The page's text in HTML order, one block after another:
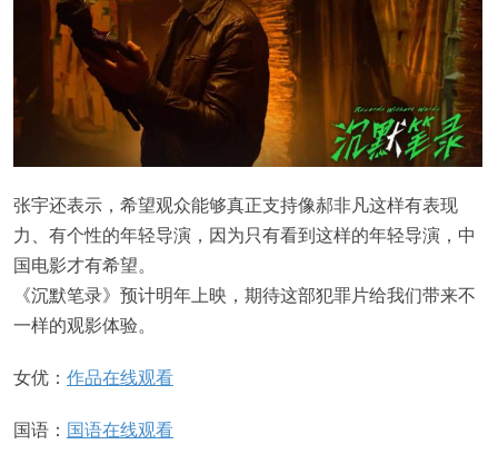
张宇还表示，希望观众能够真正支持像郝非凡这样有表现
力、有个性的年轻导演，因为只有看到这样的年轻导演，中
国电影才有希望。
《沉默笔录》预计明年上映，期待这部犯罪片给我们带来不
一样的观影体验。
女优： 作品在线观看
国语： 国语在线观看